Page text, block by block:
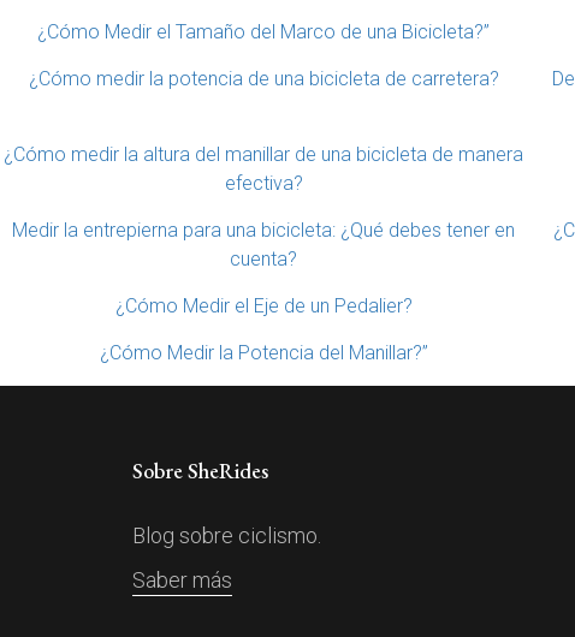
¿Cómo Medir el Tamaño del Marco de una Bicicleta?”
¿Cómo medir la potencia de una bicicleta de carretera?
¿Cómo medir la altura del manillar de una bicicleta de manera
efectiva?
Medir la entrepierna para una bicicleta: ¿Qué debes tener en
cuenta?
¿Cómo Medir el Eje de un Pedalier?
¿Cómo Medir la Potencia del Manillar?”
Sobre SheRides
Blog sobre ciclismo.
Saber más